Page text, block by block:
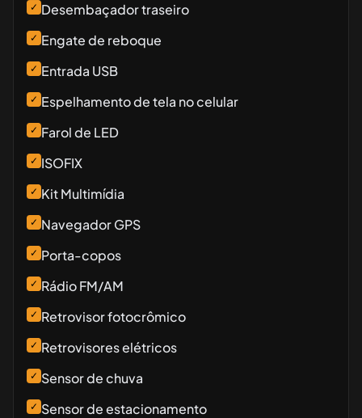
✓ Desembaçador traseiro
✓ Engate de reboque
✓ Entrada USB
✓ Espelhamento de tela no celular
✓ Farol de LED
✓ ISOFIX
✓ Kit Multimídia
✓ Navegador GPS
✓ Porta-copos
✓ Rádio FM/AM
✓ Retrovisor fotocrômico
✓ Retrovisores elétricos
✓ Sensor de chuva
✓ Sensor de estacionamento